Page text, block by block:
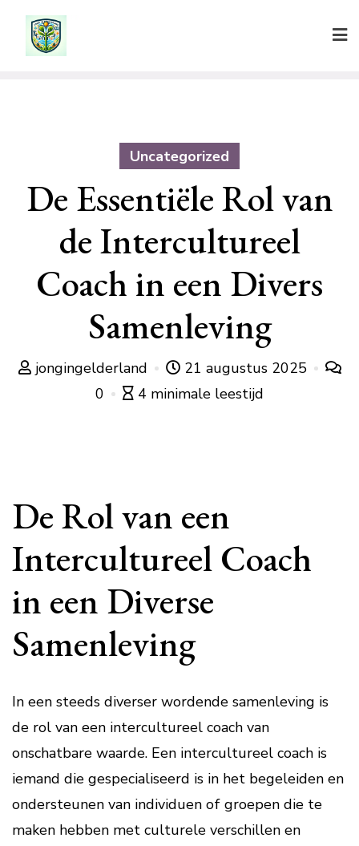
Uncategorized
De Essentiële Rol van
de Intercultureel
Coach in een Divers
Samenleving
jongingelderland
21 augustus 2025
0
4 minimale leestijd
De Rol van een
Intercultureel Coach
in een Diverse
Samenleving
In een steeds diverser wordende samenleving is
de rol van een intercultureel coach van
onschatbare waarde. Een intercultureel coach is
iemand die gespecialiseerd is in het begeleiden en
ondersteunen van individuen of groepen die te
maken hebben met culturele verschillen en